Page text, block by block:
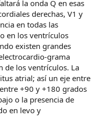
la onda Q en esas
derechas, V1 y
en todas las
en los ventrículos
existen grandes
grama
de los ventrículos. La
atrial; así un eje entre
+90 y +180 grados
o la presencia de
en levo y